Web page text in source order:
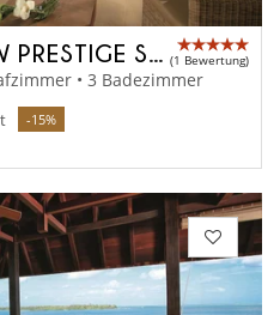
ANAHITA GOLF VIEW PRESTIGE SUITE (1 Bewertung)
• 3 Badezimmer
-15%